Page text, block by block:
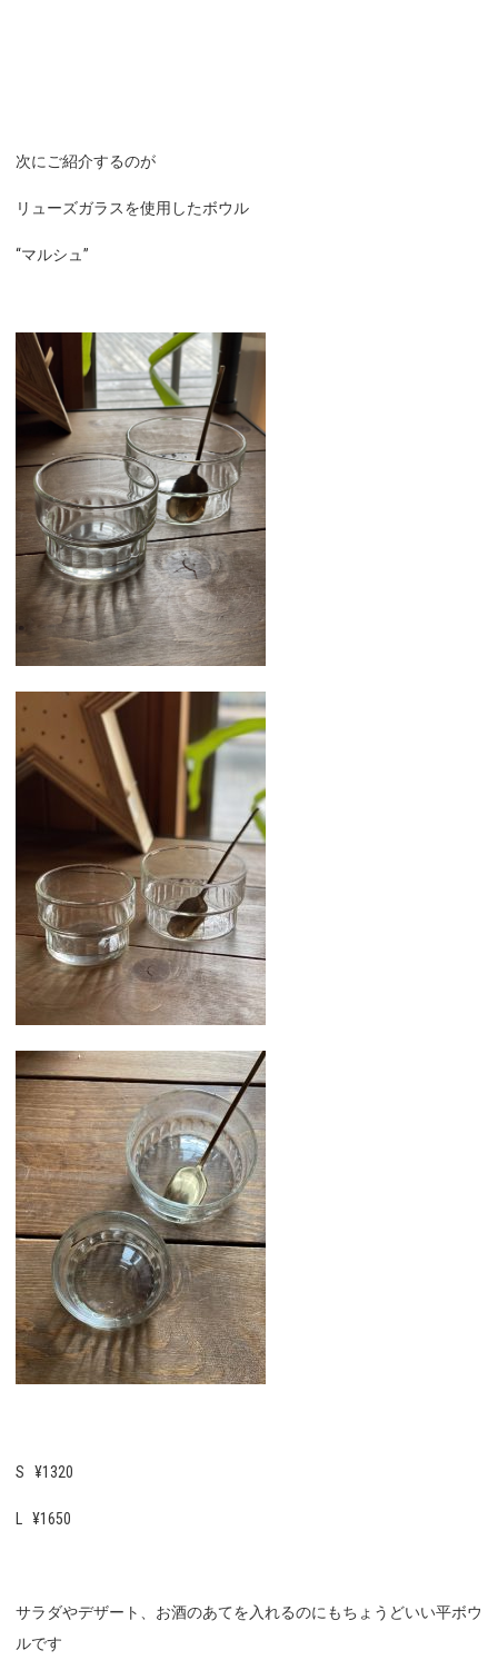
次にご紹介するのが
リューズガラスを使用したボウル
“マルシュ”
S ¥1320
L ¥1650
サラダやデザート、お酒のあてを入れるのにもちょうどいい平ボウ
ルです